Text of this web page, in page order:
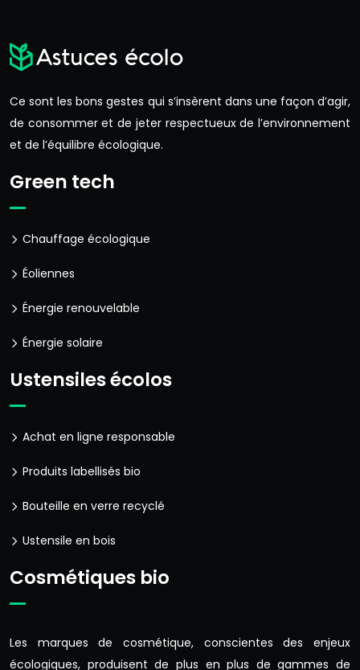
Ce sont les bons gestes qui s’insèrent dans une façon d’agir,
de consommer et de jeter respectueux de l’environnement
et de l’équilibre écologique.
Green tech
Chauffage écologique
Éoliennes
Énergie renouvelable
Énergie solaire
Ustensiles écolos
Achat en ligne responsable
Produits labellisés bio
Bouteille en verre recyclé
Ustensile en bois
Cosmétiques bio
Les marques de cosmétique, conscientes des enjeux
écologiques, produisent de plus en plus de gammes de